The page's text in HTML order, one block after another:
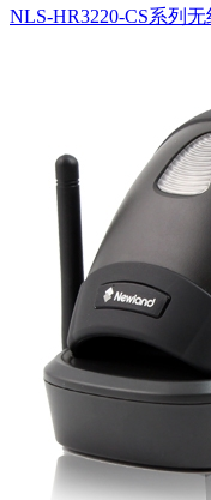
NLS-HR3220-CS系列